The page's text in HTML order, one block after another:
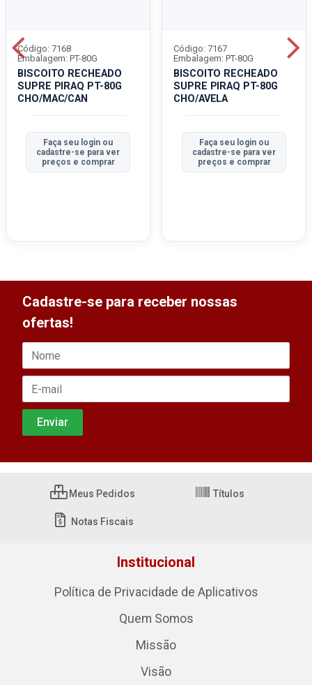
BISCOITO RECHEADO
SUPRE PIRAQ PT-80G
CHO/MAC/CAN
Código: 7168
Embalagem: PT-80G
Faça seu login ou
cadastre-se para ver
preços e comprar
BISCOITO RECHEADO
SUPRE PIRAQ PT-80G
CHO/AVELA
Código: 7167
Embalagem: PT-80G
Faça seu login ou
cadastre-se para ver
preços e comprar
Cadastre-se para receber nossas
ofertas!
Meus Pedidos Títulos
Notas Fiscais
Institucional
Política de Privacidade de Aplicativos
Quem Somos
Missão
Visão